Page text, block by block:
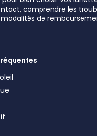
comprendre les
de